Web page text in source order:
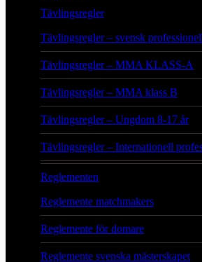
Tävlingsregler
Tävlingsregler – svensk
Tävlingsregler – MMA KLASS-A
Tävlingsregler – MMA klass B
Tävlingsregler – Ungdom 8-17 år
Tävlingsregler – Internationell
Reglementen
Reglemente matchmakers
Reglemente för domare
Reglemente svenska mästerskapet